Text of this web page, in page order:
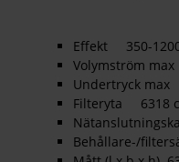
Effekt 350-
Volymström
Undertryck
Filteryta 6318
Behållare-/